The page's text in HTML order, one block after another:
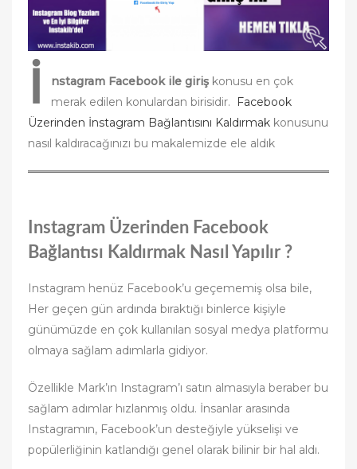
İ nstagram Facebook ile giriş konusu en çok
merak edilen konulardan birisidir.
Facebook
Üzerinden İnstagram Bağlantısını Kaldırmak konusunu
nasıl kaldıracağınızı bu makalemizde ele aldık
Instagram Üzerinden Facebook
Bağlantısı Kaldırmak Nasıl Yapılır ?
Instagram henüz Facebook’u geçememiş olsa bile,
Her geçen gün ardında bıraktığı binlerce kişiyle
günümüzde en çok kullanılan sosyal medya platformu
olmaya sağlam adımlarla gidiyor.
Özellikle Mark’ın Instagram’ı satın almasıyla beraber bu
sağlam adımlar hızlanmış oldu. İnsanlar arasında
Instagramın, Facebook’un desteğiyle yükselişi ve
popülerliğinin katlandığı genel olarak bilinir bir hal aldı.